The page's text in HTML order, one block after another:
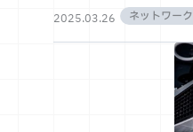
2025.03.26 ネットワーク